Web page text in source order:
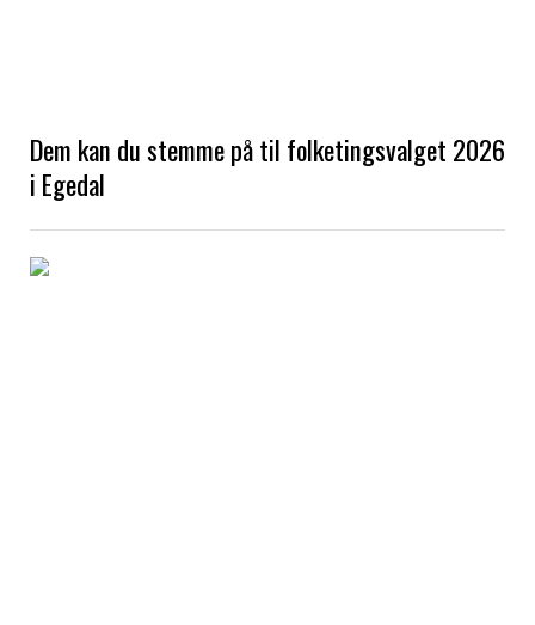
Dem kan du stemme på til folketingsvalget 2026
i Egedal